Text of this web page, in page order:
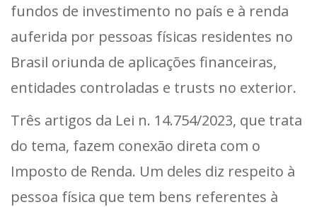
fundos de investimento no país e à renda
auferida por pessoas físicas residentes no
Brasil oriunda de aplicações financeiras,
entidades controladas e trusts no exterior.
Três artigos da Lei n. 14.754/2023, que trata
do tema, fazem conexão direta com o
Imposto de Renda. Um deles diz respeito à
pessoa física que tem bens referentes à